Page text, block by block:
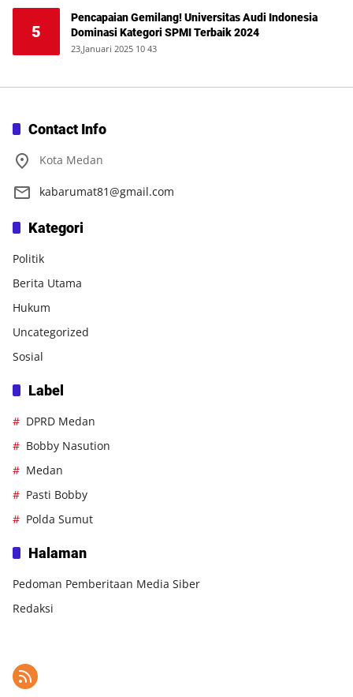
5
Pencapaian Gemilang! Universitas Audi Indonesia
Dominasi Kategori SPMI Terbaik 2024
23,Januari 2025 10 43
Contact Info
Kota Medan
kabarumat81@gmail.com
Kategori
Politik
Berita Utama
Hukum
Uncategorized
Sosial
Label
DPRD Medan
Bobby Nasution
Medan
Pasti Bobby
Polda Sumut
Halaman
Pedoman Pemberitaan Media Siber
Redaksi